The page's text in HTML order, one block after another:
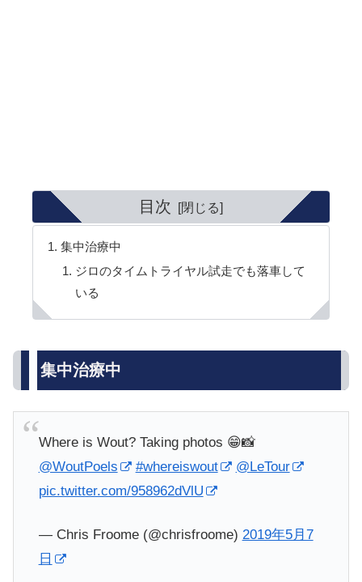
目次
集中治療中
ジロのタイムトライヤル試走でも落車して
いる
集中治療中
Where is Wout? Taking photos 😁📸
@WoutPoels
#whereiswout
@LeTour
pic.twitter.com/958962dVlU
— Chris Froome (@chrisfroome) 2019年5月7
日